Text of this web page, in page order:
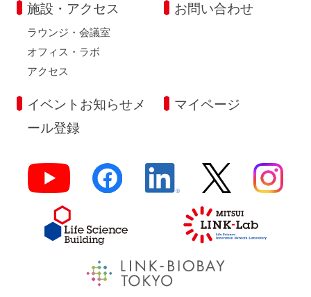
施設・アクセス
ラウンジ・会議室
オフィス・ラボ
アクセス
お問い合わせ
イベントお知らせメ
ール登録
マイページ